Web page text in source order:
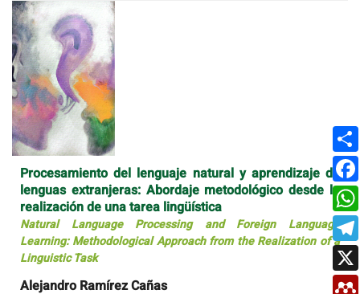
Procesamiento del lenguaje natural y aprendizaje de
lenguas extranjeras: Abordaje metodológico desde la
realización de una tarea lingüística
Natural Language Processing and Foreign Language
Learning: Methodological Approach from the Realization of a
Linguistic Task
Alejandro Ramírez Cañas